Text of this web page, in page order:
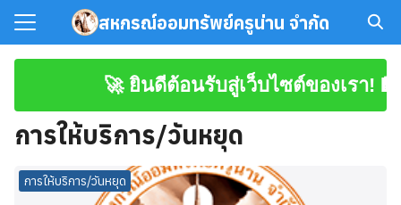
Skip
content
สหกรณ์ออมทรัพย์ครูน่าน จำกัด
ลดเอกสาร
🚀 ยินดีต้อนรับสู่เว็บไซต์ของเรา!
การให้บริการ/วันหยุด
การให้บริการ/วันหยุด